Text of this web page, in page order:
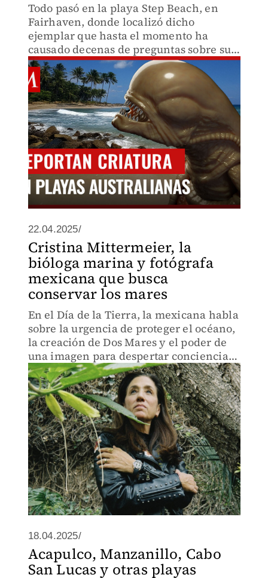
Todo pasó en la playa Step Beach, en
Fairhaven, donde localizó dicho
ejemplar que hasta el momento ha
causado decenas de preguntas sobre su
origen, especialmente para saber qué
tipo de criatura es y si representa un
peligro.
22.04.2025/
Cristina Mittermeier, la
bióloga marina y fotógrafa
mexicana que busca
conservar los mares
En el Día de la Tierra, la mexicana habla
sobre la urgencia de proteger el océano,
la creación de Dos Mares y el poder de
una imagen para despertar conciencia
ambiental.
18.04.2025/
Acapulco, Manzanillo, Cabo
San Lucas y otras playas